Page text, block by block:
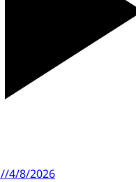
//4/8/2026